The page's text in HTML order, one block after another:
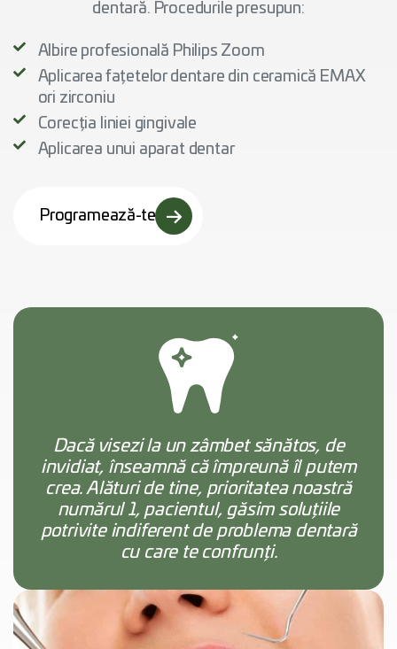
dentară. Procedurile presupun:
Albire profesională Philips Zoom
Aplicarea fațetelor dentare din ceramică EMAX
ori zirconiu
Corecția liniei gingivale
Aplicarea unui aparat dentar
Programează-te
Dacă visezi la un zâmbet sănătos, de
invidiat, înseamnă că împreună îl putem
crea. Alături de tine, prioritatea noastră
numărul 1, pacientul, găsim soluțiile
potrivite indiferent de problema dentară
cu care te confrunți.